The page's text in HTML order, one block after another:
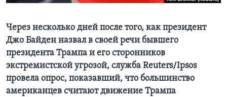
Через несколько дней после того, как президент
Джо Байден назвал в своей речи бывшего
президента Трампа и его сторонников
экстремистской угрозой, служба Reuters/Ipsos
провела опрос, показавший, что большинство
американцев считают движение Трампа